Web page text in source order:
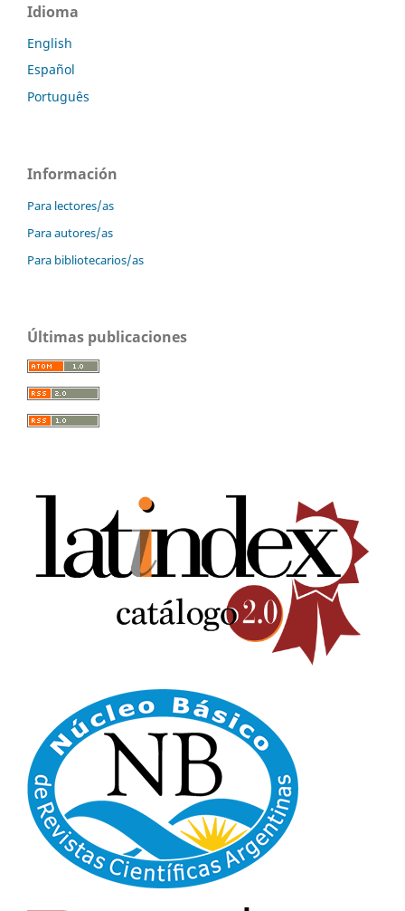
Idioma
English
Español
Português
Información
Para lectores/as
Para autores/as
Para bibliotecarios/as
Últimas publicaciones